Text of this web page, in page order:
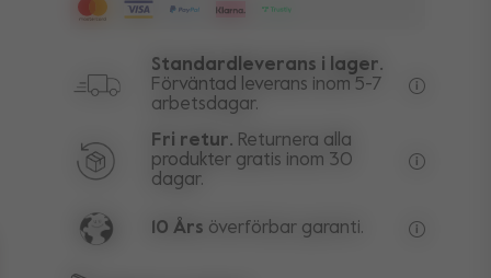
Standardleverans i lager.
Förväntad leverans inom 5-7
arbetsdagar.
Fri retur. Returnera alla
produkter gratis inom 30
dagar.
10 Års överförbar garanti.